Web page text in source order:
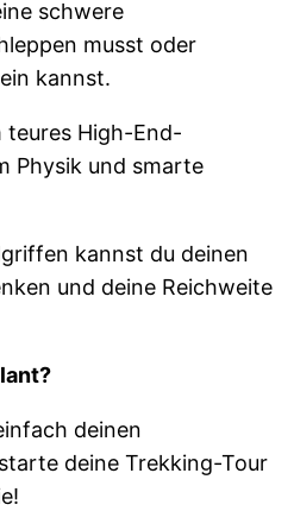
schwere
musst oder
kannst.
teures High-End-
Physik und smarte
kannst du deinen
und deine Reichweite
deinen
deine Trekking-Tour